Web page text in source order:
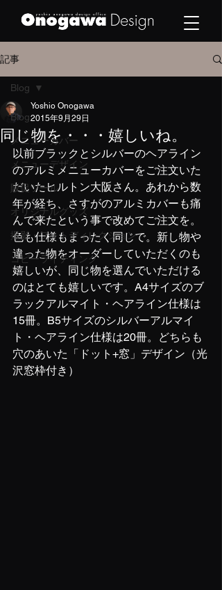
記事
Blog
メニューカバー
メニューデザイン
販促ツール
オリジナルグッズ
撮影・フォトディレクション
コピーライティング
Blog
同じ物を・・・嬉しいね。
Yoshio Onogawa
2015年9月29日
以前ブラックとシルバーのヘアライン
のアルミメニューカバーをご注文いた
だいたヒルトン大阪さん。あれから数
年が経ち、さすがのアルミカバーも痛
んで来たという事で改めてご注文を。
色も仕様もまったく同じで。新し物や
違った物をオーダーしていただくのも
嬉しいが、同じ物を選んでいただける
のはとても嬉しいです。A4サイズのブ
ラックアルマイト・ヘアライン仕様は
15冊。B5サイズのシルバーアルマイ
ト・ヘアライン仕様は20冊。どちらも
穴のあいた「ドット+窓」デザイン（光
沢窓枠付き）